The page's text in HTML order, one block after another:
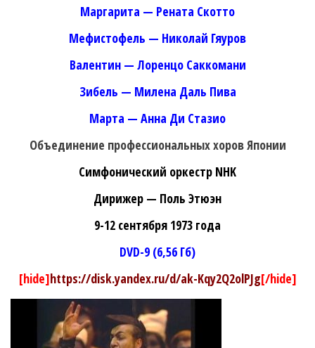
Маргарита — Рената Скотто
Мефистофель — Николай Гяуров
Валентин — Лоренцо Саккомани
Зибель — Милена Даль Пива
Марта — Анна Ди Стазио
Объединение профессиональных хоров Японии
Симфонический оркестр NHK
Дирижер — Поль Этюэн
9-12 сентября 1973 года
DVD-9 (6,56 Гб)
[hide]https://disk.yandex.ru/d/ak-Kqy2Q2olPJg[/hide]